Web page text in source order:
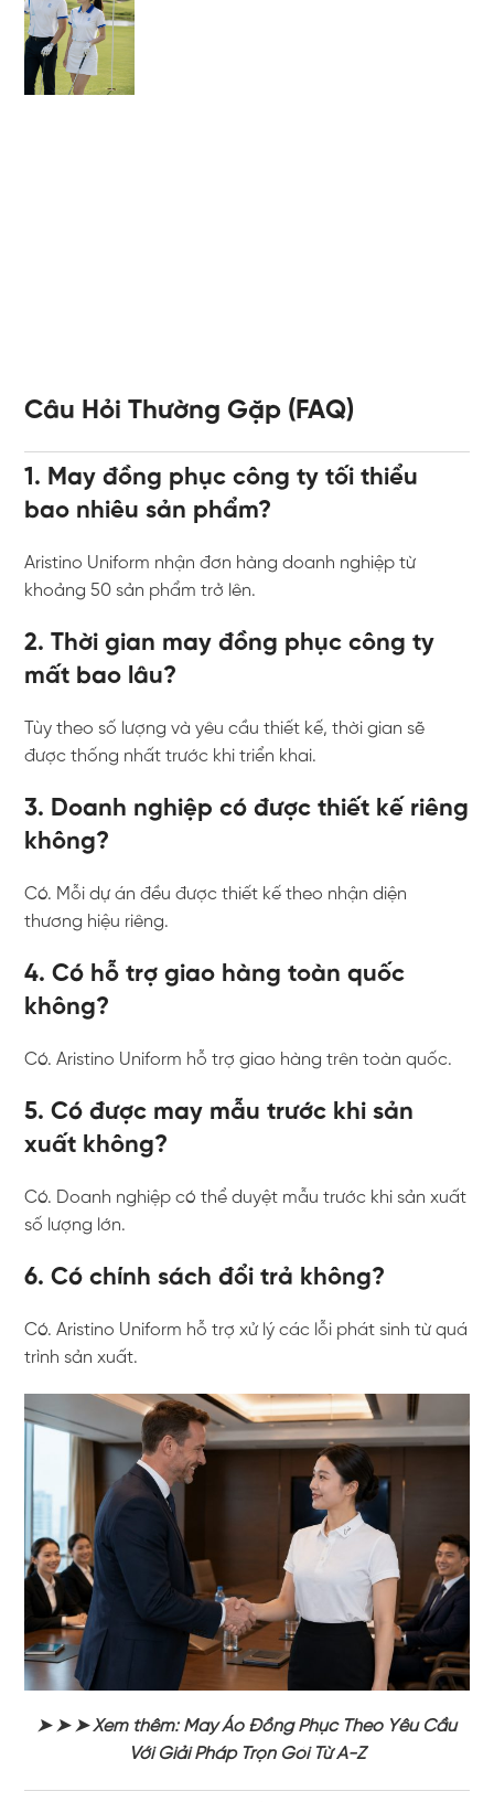
Câu Hỏi Thường Gặp (FAQ)
1. May đồng phục công ty tối thiểu
bao nhiêu sản phẩm?
Aristino Uniform nhận đơn hàng doanh nghiệp từ
khoảng 50 sản phẩm trở lên.
2. Thời gian may đồng phục công ty
mất bao lâu?
Tùy theo số lượng và yêu cầu thiết kế, thời gian sẽ
được thống nhất trước khi triển khai.
3. Doanh nghiệp có được thiết kế riêng
không?
Có. Mỗi dự án đều được thiết kế theo nhận diện
thương hiệu riêng.
4. Có hỗ trợ giao hàng toàn quốc
không?
Có. Aristino Uniform hỗ trợ giao hàng trên toàn quốc.
5. Có được may mẫu trước khi sản
xuất không?
Có. Doanh nghiệp có thể duyệt mẫu trước khi sản xuất
số lượng lớn.
6. Có chính sách đổi trả không?
Có. Aristino Uniform hỗ trợ xử lý các lỗi phát sinh từ quá
trình sản xuất.
➤ ➤ ➤ Xem thêm: May Áo Đồng Phục Theo Yêu Cầu
Với Giải Pháp Trọn Gói Từ A-Z